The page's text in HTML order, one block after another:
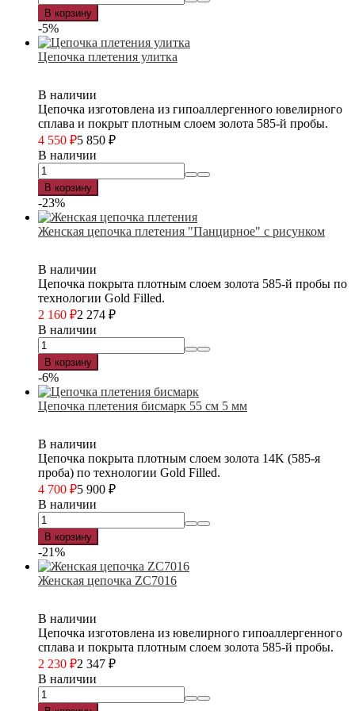
В корзину
-5%
Цепочка плетения улитка
В наличии
Цепочка изготовлена из гипоаллергенного ювелирного
сплава и покрыт плотным слоем золота 585-й пробы.
4 550 ₽5 850 ₽
В наличии
В корзину
-23%
Женская цепочка плетения "Панцирное" с рисунком
В наличии
Цепочка покрыта плотным слоем золота 585-й пробы по
технологии Gold Filled.
2 160 ₽2 274 ₽
В наличии
В корзину
-6%
Цепочка плетения бисмарк 55 см 5 мм
В наличии
Цепочка покрыта плотным слоем золота 14K (585-я
проба) по технологии Gold Filled.
4 700 ₽5 900 ₽
В наличии
В корзину
-21%
Женская цепочка ZC7016
В наличии
Цепочка изготовлена из ювелирного гипоаллергенного
сплава и покрыта плотным слоем золота 585-й пробы.
2 230 ₽2 347 ₽
В наличии